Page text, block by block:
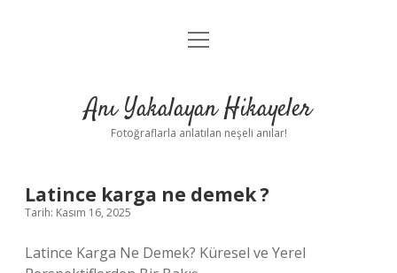
Anasayfa
Yasal Uyarı
menüyü
Anı Yakalayan Hikayeler
Fotoğraflarla anlatılan neşeli anılar!
Latince karga ne demek ?
Tarih: Kasım 16, 2025
Latince Karga Ne Demek? Küresel ve Yerel